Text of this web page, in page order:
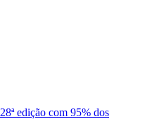
edição com 95% dos